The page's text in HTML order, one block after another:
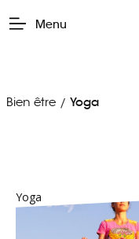
Menu
Bien être / Yoga
Yoga